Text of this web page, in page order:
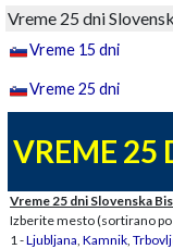
Vreme 25 dni
Vreme 15 dni
Vreme 25 dni
VREME 25
Vreme 25 dni Slovenska
Izberite mesto (sortirano
1 -Ljubljana, Kamnik,